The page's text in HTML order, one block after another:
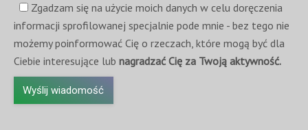
Zgadzam się na użycie moich danych w celu doręczenia
informacji sprofilowanej specjalnie pode mnie - bez tego nie
możemy poinformować Cię o rzeczach, które mogą być dla
Ciebie interesujące lub nagradzać Cię za Twoją aktywność.